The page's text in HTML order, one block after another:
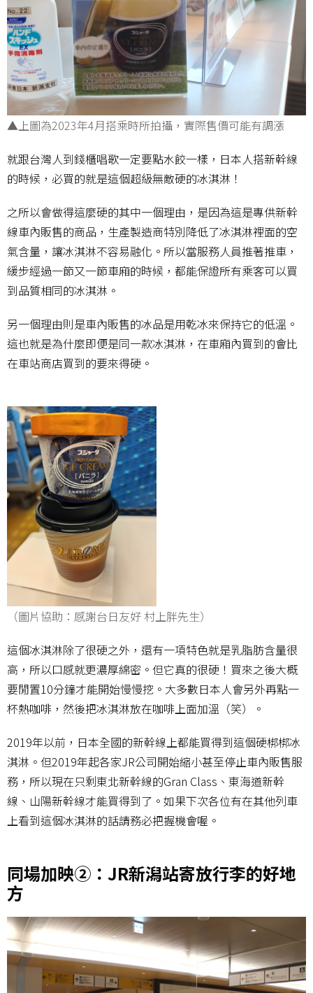
▲上圖為2023年4月搭乘時所拍攝，實際售價可能有調漲
就跟台灣人到錢櫃唱歌一定要點水餃一樣，日本人搭新幹線
的時候，必買的就是這個超級無敵硬的冰淇淋！
之所以會做得這麼硬的其中一個理由，是因為這是專供新幹
線車內販售的商品，生產製造商特別降低了冰淇淋裡面的空
氣含量，讓冰淇淋不容易融化。所以當服務人員推著推車，
緩步經過一節又一節車廂的時候，都能保證所有乘客可以買
到品質相同的冰淇淋。
另一個理由則是車內販售的冰品是用乾冰來保持它的低溫。
這也就是為什麼即便是同一款冰淇淋，在車廂內買到的會比
在車站商店買到的要來得硬。
（圖片協助：感謝台日友好 村上胖先生）
這個冰淇淋除了很硬之外，還有一項特色就是乳脂肪含量很
高，所以口感就更濃厚綿密。但它真的很硬！買來之後大概
要閒置10分鐘才能開始慢慢挖。大多數日本人會另外再點一
杯熱咖啡，然後把冰淇淋放在咖啡上面加溫（笑）。
2019年以前，日本全國的新幹線上都能買得到這個硬梆梆冰
淇淋。但2019年起各家JR公司開始縮小甚至停止車內販售服
務，所以現在只剩東北新幹線的Gran Class、東海道新幹
線、山陽新幹線才能買得到了。如果下次各位有在其他列車
上看到這個冰淇淋的話請務必把握機會喔。
同場加映②：JR新潟站寄放行李的好地
方